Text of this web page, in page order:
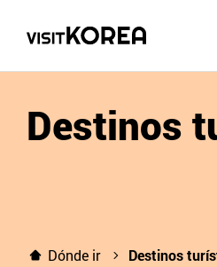
Destinos
Dónde ir Destinos